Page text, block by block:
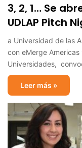
3, 2, 1… Se
UDLAP Pitch
a Universidad de las
con eMerge
Universidades,
Leer más »